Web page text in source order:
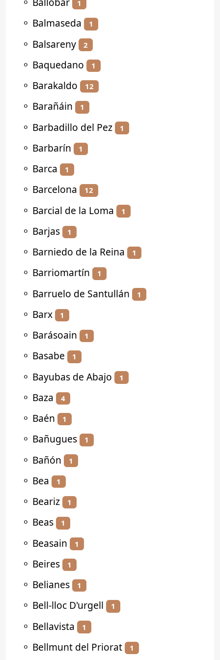
1
⚬ Balmaseda 1
⚬ Balsareny 2
⚬ Baquedano 1
⚬ Barakaldo 12
⚬ Barañáin 1
⚬ Barbadillo del Pez 1
⚬ Barbarín 1
⚬ Barca 1
⚬ Barcelona 12
⚬ Barcial de la Loma 1
⚬ Barjas 1
⚬ Barniedo de la Reina 1
⚬ Barriomartín 1
⚬ Barruelo de Santullán 1
⚬ Barx 1
⚬ Barásoain 1
⚬ Basabe 1
⚬ Bayubas de Abajo 1
⚬ Baza 4
⚬ Baén 1
⚬ Bañugues 1
⚬ Bañón 1
⚬ Bea 1
⚬ Beariz 1
⚬ Beas 1
⚬ Beasain 1
⚬ Beires 1
⚬ Belianes 1
⚬ Bell-lloc D'urgell 1
⚬ Bellavista 1
⚬ Bellmunt del Priorat 1